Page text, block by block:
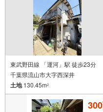
東武野田線 「運河」駅 徒歩23分
千葉県流山市大字西深井
土地130.45m2